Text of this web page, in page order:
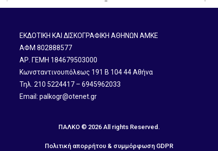
ΕΚΔΟΤΙΚΗ ΚΑΙ ΔΙΣΚΟΓΡΑΦΙΚΗ ΑΘΗΝΩΝ ΑΜΚΕ
ΑΦΜ 802888577
ΑΡ. ΓΕΜΗ 184679503000
Κωνσταντινουπόλεως 191 B 104 44 Αθήνα
Τηλ. 210 5224417 – 6945962033
Email: palkogr@otenet.gr
ΠΑΛΚΟ © 2026 All rights Reserved.
Πολιτική απορρήτου & συμμόρφωση GDPR